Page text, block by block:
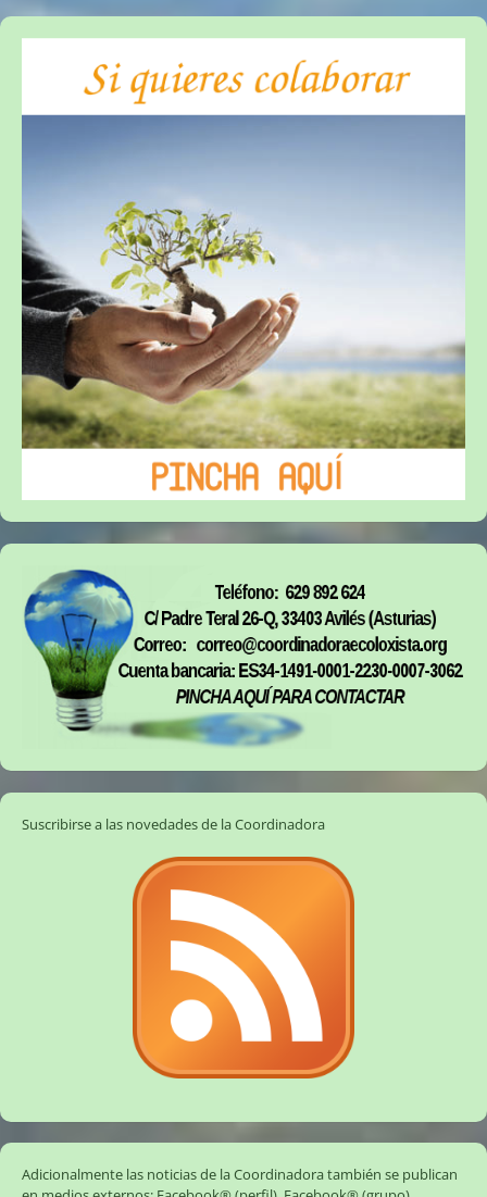
Suscribirse a las novedades de la Coordinadora
Adicionalmente las noticias de la Coordinadora también se publican